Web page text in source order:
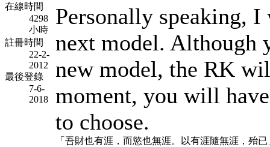
在線時間
4298
小時
註冊時間
22-2-
2012
最後登錄
7-6-
2018
Personally speaking,
next model. Although
new model, the RK
moment, you will
to choose.
「吾財也有涯，而慾也無涯。以有涯隨無涯，殆已